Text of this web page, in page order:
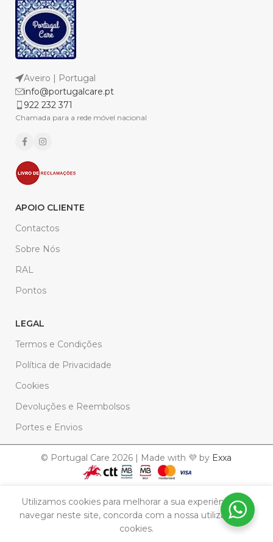
Aveiro | Portugal
info@portugalcare.pt
922 232 371
Chamada para a rede móvel nacional
APOIO CLIENTE
Contactos
Sobre Nós
RAL
Pontos
LEGAL
Termos e Condições
Política de Privacidade
Cookies
Devoluções e Reembolsos
Portes e Envios
© Portugal Care 2026 | Made with 💜 by Exxa
Utilizamos cookies para melhorar a sua experiência. Ao
navegar neste site, concorda com a nossa utilização de
cookies.
Sabonete
Decorativo
Em
stock